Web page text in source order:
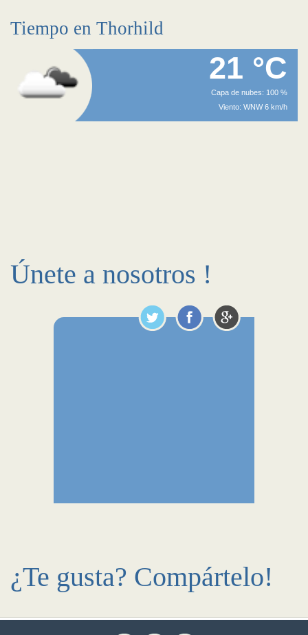
Tiempo en Thorhild
21 °C
Capa de nubes: 100 %
Viento: WNW 6 km/h
Únete a nosotros !
¿Te gusta? Compártelo!